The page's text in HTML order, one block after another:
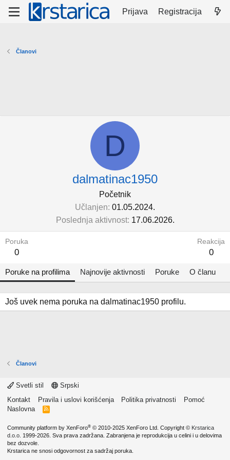
Prijava Registracija
Članovi
D
dalmatinac1950
Početnik
Učlanjen 01.05.2024.
Poslednja aktivnost 17.06.2026.
Poruka
0
Reakcija
0
Poruke na profilima Najnovije aktivnosti Poruke O članu
Još uvek nema poruka na dalmatinac1950 profilu.
Članovi
Svetli stil
Srpski
Kontakt
Pravila i uslovi korišćenja Politika privatnosti
Pomoć
Naslovna
R
Community platform by XenForo® © 2010-2025 XenForo Ltd. Copyright © Krstarica
d.o.o. 1999-2026. Sva prava zadržana. Zabranjena je reprodukcija u celini i u delovima
bez dozvole.
Krstarica ne snosi odgovornost za sadržaj poruka.